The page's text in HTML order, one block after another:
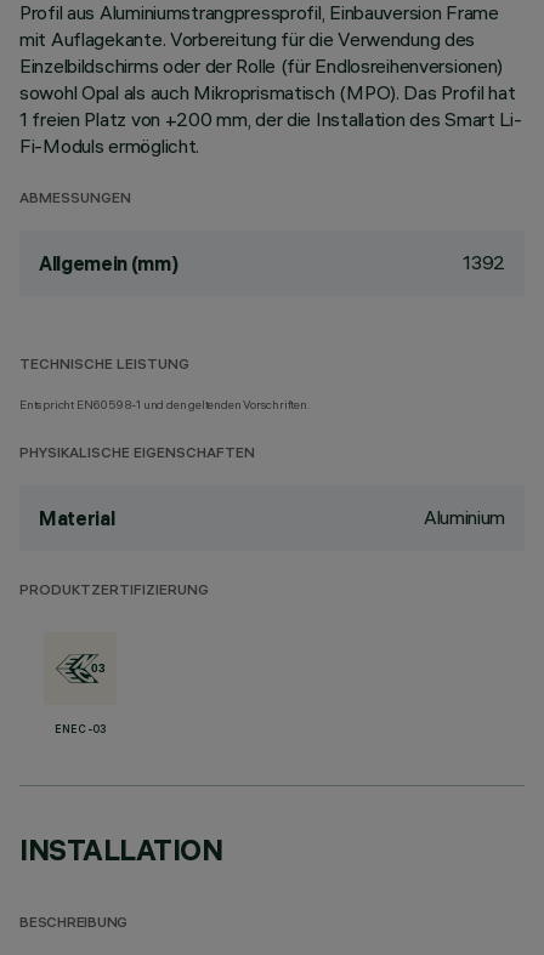
Profil aus Aluminiumstrangpressprofil, Einbauversion Frame
mit Auflagekante. Vorbereitung für die Verwendung des
Einzelbildschirms oder der Rolle (für Endlosreihenversionen)
sowohl Opal als auch Mikroprismatisch (MPO). Das Profil hat
1 freien Platz von +200 mm, der die Installation des Smart Li-
Fi-Moduls ermöglicht.
ABMESSUNGEN
Allgemein (mm) 1392
TECHNISCHE LEISTUNG
Entspricht EN60598-1 und den geltenden Vorschriften.
PHYSIKALISCHE EIGENSCHAFTEN
Material Aluminium
PRODUKTZERTIFIZIERUNG
ENEC-03
INSTALLATION
BESCHREIBUNG